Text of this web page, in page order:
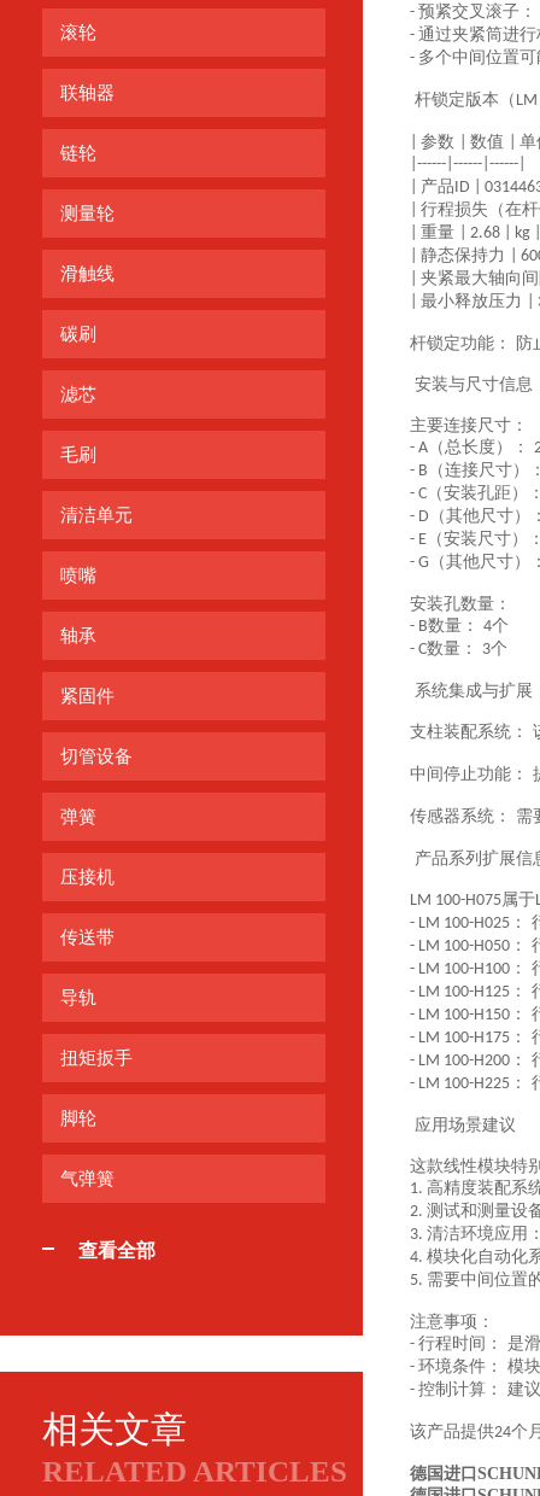
滚轮
联轴器
链轮
测量轮
滑触线
碳刷
滤芯
毛刷
清洁单元
喷嘴
轴承
紧固件
切管设备
弹簧
压接机
传送带
导轨
扭矩扳手
脚轮
气弹簧
查看全部
相关文章
RELATED ARTICLES
- 预紧交叉滚子
- 通过夹紧筒进
- 多个中间位置
杆锁定版本（ LM
参数 数值
|------|------|------|
产品ID |
行程损失（在
重量
| 2.68 | kg |
静态保持力
|
夹紧最大轴向
最小释放压力
杆锁定功能： 防
安装与尺寸信息
主要连接尺寸：
- A （总长度）：
- B （连接尺寸）
- C （安装孔距）
- D （其他尺寸）
- E （安装尺寸）
- G （其他尺寸）
安装孔数量：
- B数量： 4个
- C数量： 3个
系统集成与扩展
支柱装配系统：
中间停止功能：
传感器系统： 需
产品系列扩展信
LM 100-H075属于
- LM 100-H025 ：
- LM 100-H050 ：
- LM 100-H100 ：
- LM 100-H125 ：
- LM 100-H150 ：
- LM 100-H175 ：
- LM 100-H200 ：
- LM 100-H225 ：
应用场景建议
这款线性模块特
1. 高精度装配系
2. 测试和测量设
3. 清洁环境应用
4. 模块化自动化
5. 需要中间位置
注意事项：
- 行程时间： 是
- 环境条件： 模
- 控制计算： 建
该产品提供24个
德国进口